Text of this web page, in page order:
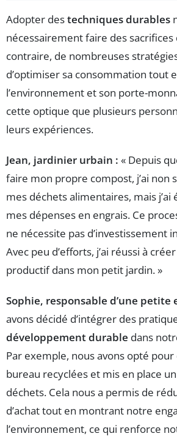
Adopter destechniques durables
nécessairement faire des sacrifices
contraire, de nombreuses
d’optimiser sa consommation tout
l’environnement et son porte-
cette optique que plusieurs
leurs expériences.
Jean, jardinier urbain : « Depuis
faire mon propre compost, j’ai non
mes déchets alimentaires, mais
mes dépenses en engrais. Ce
ne nécessite pas d’investissement
Avec peu d’efforts, j’ai réussi à
productif dans mon petit jardin. »
Sophie, responsable d’une petite
avons décidé d’intégrer des
développement durable dans
Par exemple, nous avons opté
bureau recyclées et mis en place
déchets. Cela nous a permis de
d’achat tout en montrant notre
l’environnement, ce qui renforce